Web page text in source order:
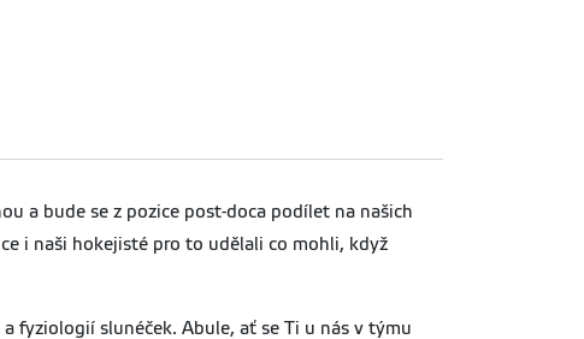
a bude se z pozice post-doca podílet na našich
i naši hokejisté pro to udělali co mohli, když
fyziologií slunéček. Abule, ať se Ti u nás v týmu